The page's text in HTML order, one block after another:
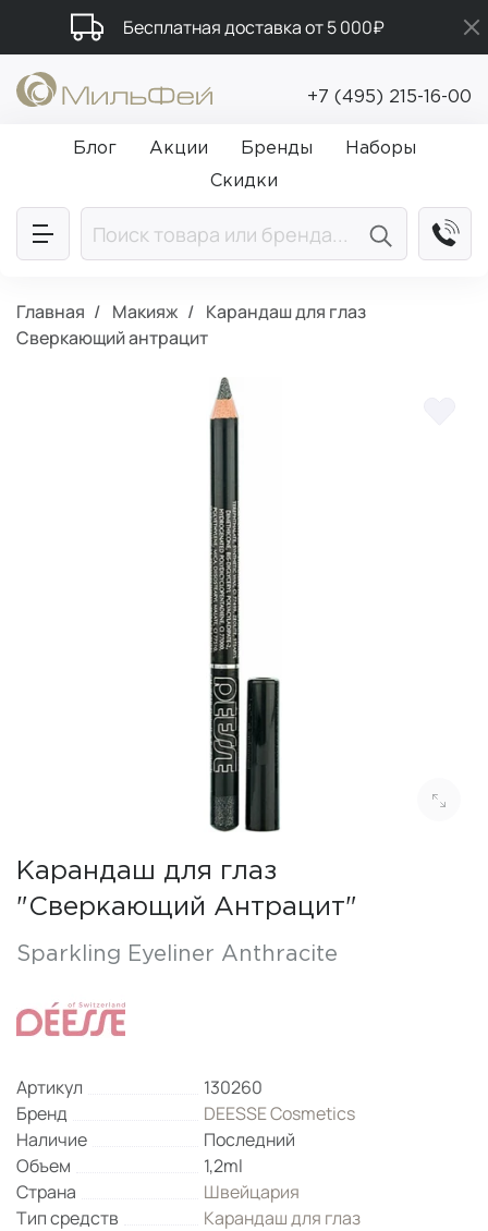
Бесплатная доставка от 5 000₽
Промокод ПРИВЕТ
Подарки в каждый заказ от 5 000₽
+7 (495) 215-16-00
Блог Акции Бренды
Наборы
Скидки
Главная Макияж
Карандаш для глаз
Сверкающий антрацит
Карандаш для глаз
"Сверкающий Антрацит"
Sparkling Eyeliner Anthracite
Артикул
130260
Бренд
DEESSE Cosmetics
Наличие
Последний
Объем
1,2ml
Страна
Швейцария
Тип средств
Карандаш для глаз